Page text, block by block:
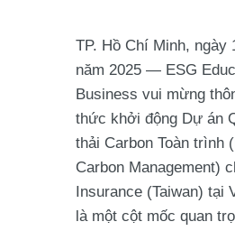
TP. Hồ Chí Minh, ngày
năm 2025 — ESG
Business vui mừng
thức khởi động Dự án
thải Carbon Toàn trình
Carbon Management)
Insurance (Taiwan) tại
là một cột mốc quan